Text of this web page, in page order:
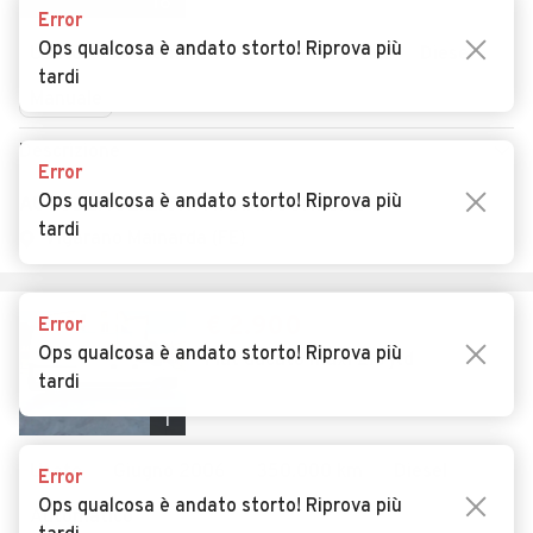
Usato Settembre 1982 180.000 km
Diesel
Descrizione
AUTODEMOLIZIONI MARANGONI SRL
Vigarano Mainarda (FE)
1
Fiat ducato maxi 2.8 jtd
Usato
Automatico
Error
Ops qualcosa è andato storto! Riprova più
tardi
Error
Ops qualcosa è andato storto! Riprova più
tardi
Error
Ops qualcosa è andato storto! Riprova più
tardi
Error
Ops qualcosa è andato storto! Riprova più